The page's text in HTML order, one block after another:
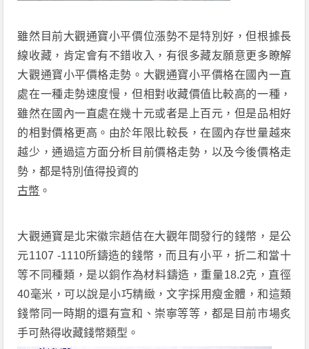
雖然目前大觀通寶小平價位漲勢不是特別好，但根據長
線收藏，肯定會有不錯收入，有很多藏友願意更多瞭解
大觀通寶小平價格走勢。大觀通寶小平價格在國內一直
處在一種走勢速度慢，但相對收藏價值比較高的一種，
雖然在國內一直處在幾十元或者是上百元，但是品相好
的相對價格更高。由於年限比較長，在國內存世量越來
越少，通過這方面分析目前價格走勢，以及今後價格走
勢，都是特別值得投資的
古幣 。
大觀通寶是北宋徽宗趙佶在大觀年間發行的錢幣，是公
元1107 -1110所鑄造的錢幣，而且有小平，折二和當十
等不同種類，是以銅作為材料鑄造，重量18.2克，直徑
40毫米，可以說是小巧精緻，文字採用瘦金體，和這類
錢幣同一時期的還有宣和、崇寧等等，都是目前市場炙
手可熱得收藏錢幣類型。